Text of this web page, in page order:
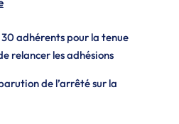
adhérents pour la tenue
relancer les adhésions
de l’arrêté sur la